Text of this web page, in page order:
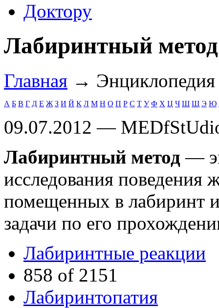
Доктору
Лабиринтный метод
Главная →
А Б В Г Д Е Ж З И Й К Л М Н О П Р С Т У Ф Х Ц Ч Ш Щ Э Ю
09.07.2012 —
Лабиринтный метод —
исследования поведения
помещенных в лабиринт
задачи по его
Лабиринтные реакции
858 of 2151
Лабиринтопатия